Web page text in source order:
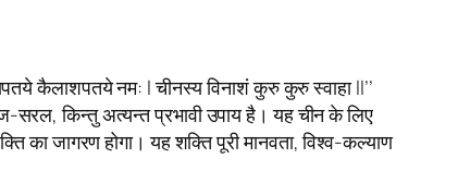
कैलाशपतये नम: l चीनस्य विनाशं कुरु कुरु स्वाहा ll’’
सरल, किन्तु अत्यन्त प्रभावी उपाय है। यह चीन के लिए
का जागरण होगा। यह शक्ति पूरी मानवता, विश्व-कल्याण